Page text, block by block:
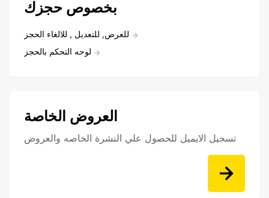
بخصوص حجزك
للعرض, للتعديل , للالغاء الحجز
لوحه التحكم بالحجز
العروض الخاصة
تسجيل الايميل للحصول علي النشرة الخاصه والعروض